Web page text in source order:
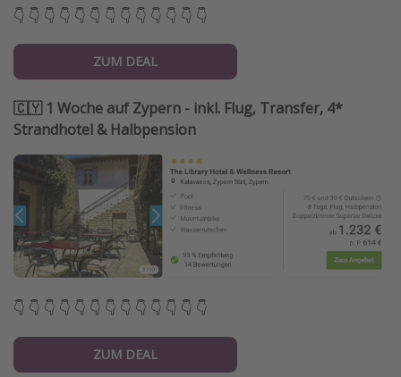
👇 👇 👇 👇 👇 👇 👇 👇 👇 👇 👇 👇 👇
ZUM DEAL
🇨🇾 1 Woche auf Zypern - inkl. Flug, Transfer, 4*
Strandhotel & Halbpension
👇 👇 👇 👇 👇 👇 👇 👇 👇 👇 👇 👇 👇
ZUM DEAL